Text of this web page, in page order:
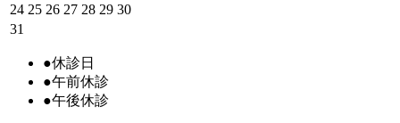
24 25 26 27 28 29 30
31
●休診日
●午前休診
●午後休診